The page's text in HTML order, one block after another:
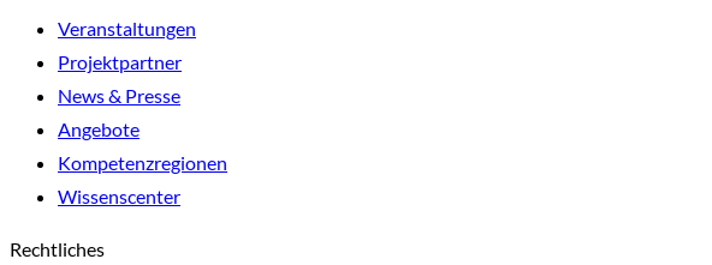
Veranstaltungen
Projektpartner
News & Presse
Angebote
Kompetenzregionen
Wissenscenter
Rechtliches